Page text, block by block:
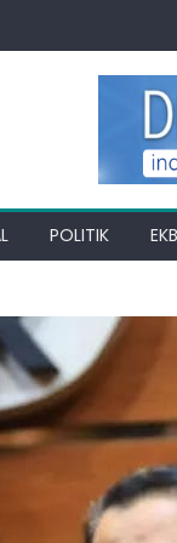
POLITIK